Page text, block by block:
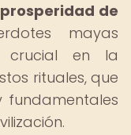
de
mayas
crucial en la
rituales, que
fundamentales